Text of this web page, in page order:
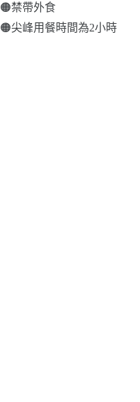
🟠禁帶外食
🟠尖峰用餐時間為2小時